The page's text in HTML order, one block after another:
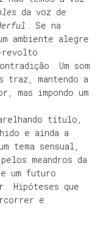
da voz de
. Se na
ambiente alegre
revolto
Um som
traz, mantendo a
mas impondo um
título,
e ainda a
tema sensual,
meandros da
um futuro
Hipóteses que
e